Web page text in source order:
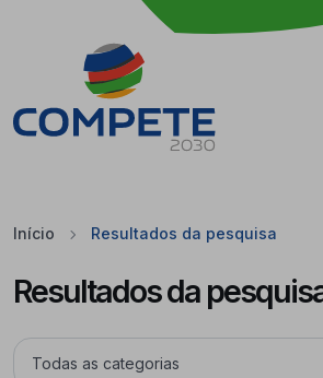
Saltar para o conteúdo principal da
Início Resultados da pesquisa
Resultados da